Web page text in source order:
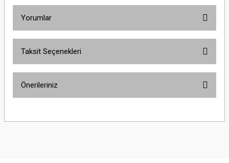
Yorumlar
Taksit Seçenekleri
Önerileriniz
yetersiz gördüğünüz noktaları öneri formunu kullanarak tarafımıza